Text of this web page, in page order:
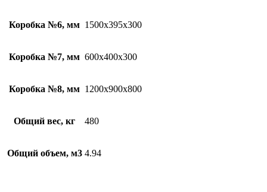
Коробка №6, мм 1500х395х300
Коробка №7, мм 600х400х300
Коробка №8, мм 1200х900х800
Общий вес, кг 480
Общий объем, м3 4.94